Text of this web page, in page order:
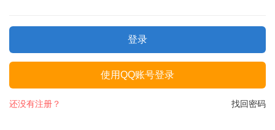
登录
使用QQ账号登录
找回密码
还没有注册？